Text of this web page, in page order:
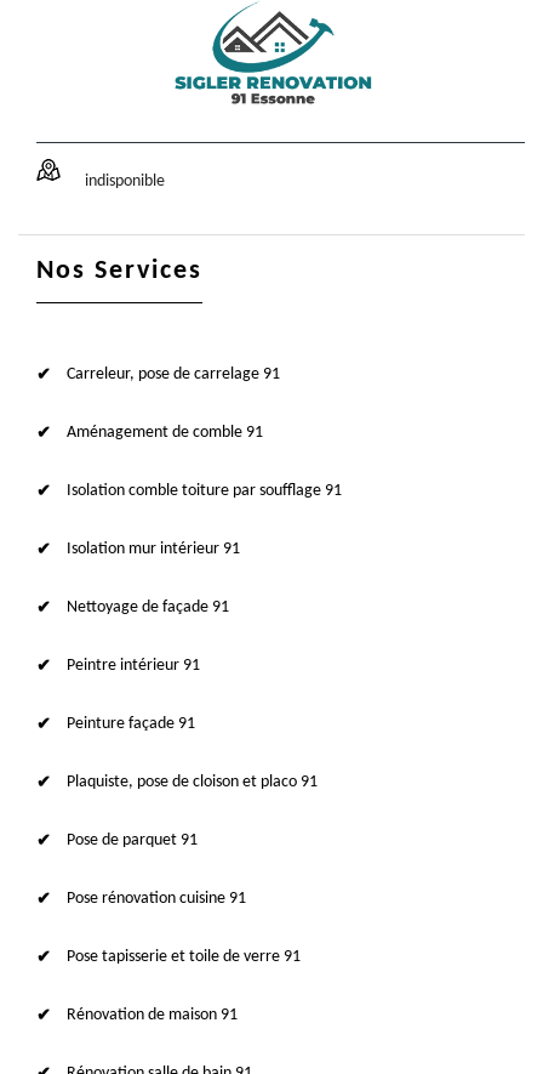
indisponible
Nos Services
Carreleur, pose de carrelage 91
Aménagement de comble 91
Isolation comble toiture par soufflage 91
Isolation mur intérieur 91
Nettoyage de façade 91
Peintre intérieur 91
Peinture façade 91
Plaquiste, pose de cloison et placo 91
Pose de parquet 91
Pose rénovation cuisine 91
Pose tapisserie et toile de verre 91
Rénovation de maison 91